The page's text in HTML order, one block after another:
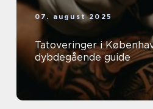
07. august 2025
Tatoveringer i
dybdegående guide